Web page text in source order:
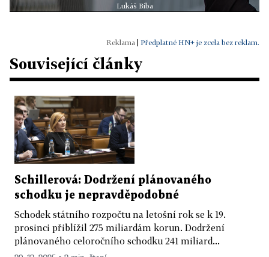
Lukáš Bíba
Předplatné HN+ je zcela bez reklam.
Související články
Schillerová: Dodržení plánovaného
schodku je nepravděpodobné
Schodek státního rozpočtu na letošní rok se k 19.
prosinci přiblížil 275 miliardám korun. Dodržení
plánovaného celoročního schodku 241 miliard...